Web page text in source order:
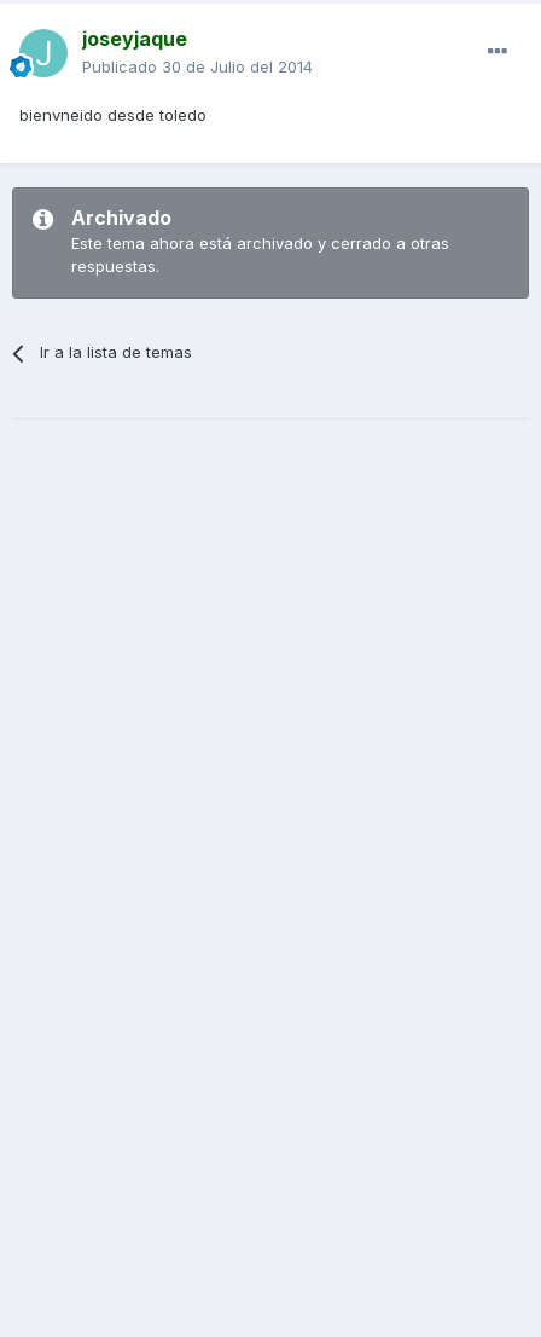
joseyjaque
Publicado 30 de Julio del 2014
bienvneido desde toledo
Archivado
Este tema ahora está archivado y cerrado a otras
respuestas.
Ir a la lista de temas